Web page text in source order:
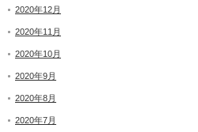
2020年12月
2020年11月
2020年10月
2020年9月
2020年8月
2020年7月